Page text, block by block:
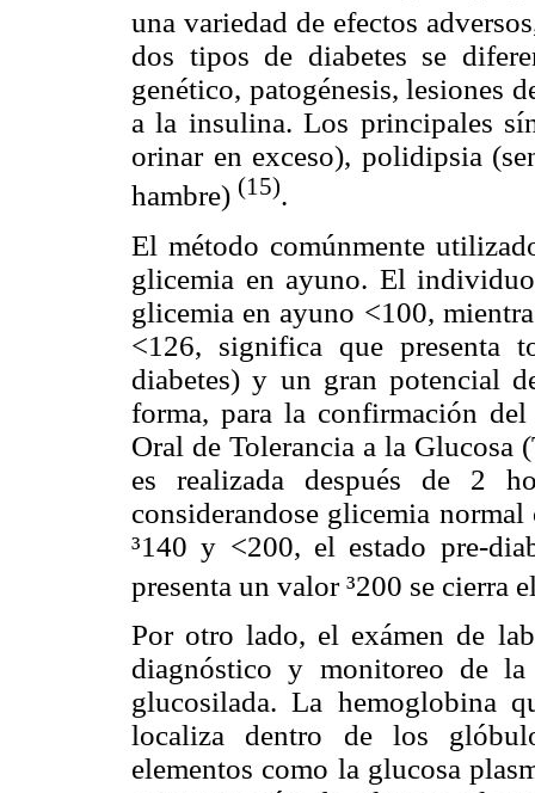
una variedad de efectos
dos tipos de diabetes se
genético, patogénesis, lesiones
a la insulina. Los principales
orinar en exceso), polidipsia
hambre) (15).
El método comúnmente
glicemia en ayuno. El
glicemia en ayuno <100,
<126, significa que presenta
diabetes) y un gran potencial
forma, para la confirmación
Oral de Tolerancia a la Glucosa
es realizada después de 2
considerandose glicemia
³140 y <200, el estado pre-
presenta un valor³200 se cierra
Por otro lado, el exámen de
diagnóstico y monitoreo de
glucosilada. La hemoglobina
localiza dentro de los
elementos como la glucosa